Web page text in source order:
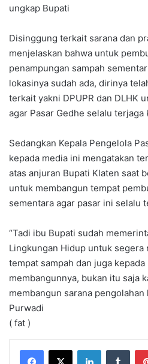
ungkap Bupati
Disinggung terkait sarana dan
menjelaskan bahwa untuk
penampungan sampah
lokasinya sudah ada, dirinya
terkait yakni DPUPR dan DLHK
agar Pasar Gedhe selalu terjaga
Sedangkan Kepala Pengelola
kepada media ini mengatakan
atas anjuran Bupati Klaten saat
untuk membangun tempat
sementara agar pasar ini selalu
“Tadi ibu Bupati sudah
Lingkungan Hidup untuk segera
tempat sampah dan juga
membangunnya, bukan itu saja
membangun sarana pengolahan
Purwadi
( fat )